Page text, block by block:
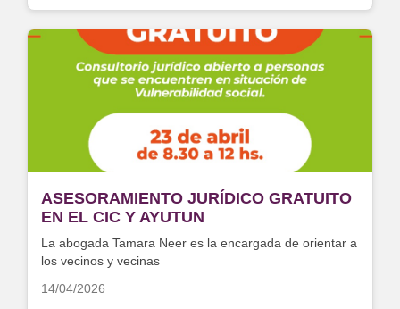
ASESORAMIENTO JURÍDICO GRATUITO
EN EL CIC Y AYUTUN
La abogada Tamara Neer es la encargada de orientar a
los vecinos y vecinas
14/04/2026